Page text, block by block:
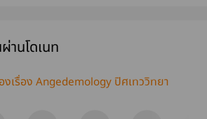
านโดเนท
งเรื่อง Angedemology ปิศเทววิทยา